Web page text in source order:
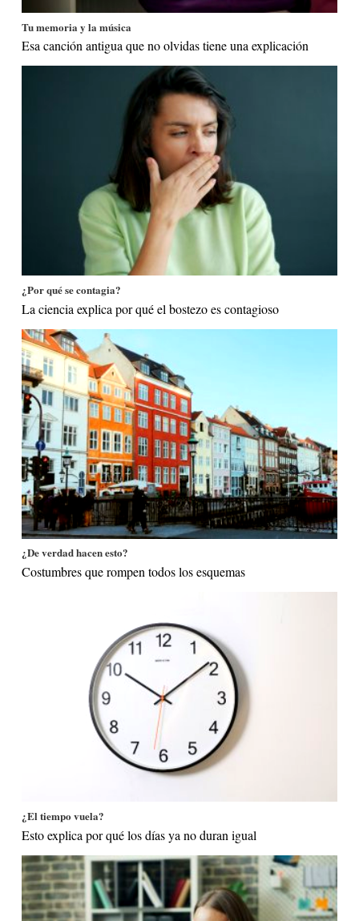
Tu memoria y la música
Esa canción antigua que no olvidas tiene una explicación
¿Por qué se contagia?
La ciencia explica por qué el bostezo es contagioso
¿De verdad hacen esto?
Costumbres que rompen todos los esquemas
¿El tiempo vuela?
Esto explica por qué los días ya no duran igual